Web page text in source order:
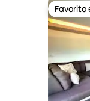
Favorito
Favorito